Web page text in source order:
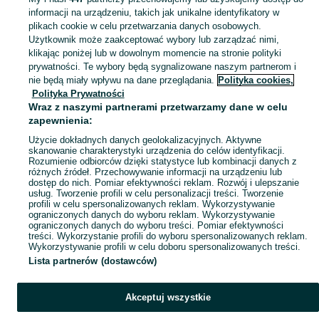
KATEGORIA
Skorzystaj z największego serwisu ogłoszeniowego - Bobrowniki Wielkie i okolice! Kupuj to, czego pragniesz i sprzedawaj to, czego już nie potrzebujesz! Zobacz
Mapa kategorii
Mapa miejscowości
Mapa ministron
Popularne wyszukiwania
informacji na urządzeniu, takich jak unikalne identyfikatory w
plikach cookie w celu przetwarzania danych osobowych.
Użytkownik może zaakceptować wybory lub zarządzać nimi,
klikając poniżej lub w dowolnym momencie na stronie polityki
prywatności. Te wybory będą sygnalizowane naszym partnerom i
nie będą miały wpływu na dane przeglądania. Polityka cookies,
Polityka Prywatności
Wraz z naszymi partnerami przetwarzamy dane w celu
zapewnienia:
Użycie dokładnych danych geolokalizacyjnych. Aktywne
skanowanie charakterystyki urządzenia do celów identyfikacji.
Rozumienie odbiorców dzięki statystyce lub kombinacji danych z
różnych źródeł. Przechowywanie informacji na urządzeniu lub
dostęp do nich. Pomiar efektywności reklam. Rozwój i ulepszanie
usług. Tworzenie profili w celu personalizacji treści. Tworzenie
profili w celu spersonalizowanych reklam. Wykorzystywanie
ograniczonych danych do wyboru reklam. Wykorzystywanie
ograniczonych danych do wyboru treści. Pomiar efektywności
treści. Wykorzystanie profili do wyboru spersonalizowanych reklam.
Wykorzystywanie profili w celu doboru spersonalizowanych treści.
Lista partnerów (dostawców)
Akceptuj wszystkie